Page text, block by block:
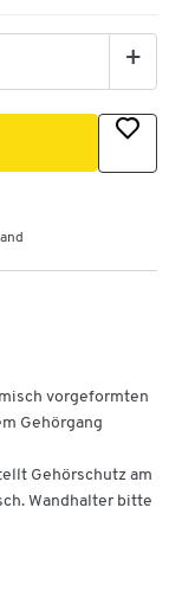
+
vorgeformten
Gehörgang
Gehörschutz am
Wandhalter bitte